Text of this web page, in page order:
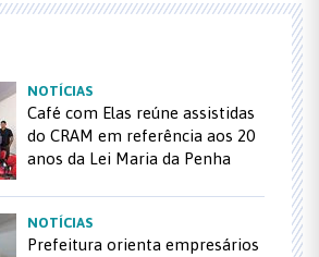
NOTÍCIAS
Café com Elas reúne assistidas
do CRAM em referência aos 20
anos da Lei Maria da Penha
NOTÍCIAS
Prefeitura orienta empresários